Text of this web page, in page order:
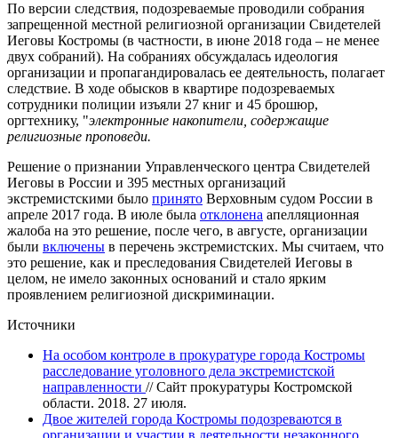
По версии следствия, подозреваемые проводили собрания
запрещенной местной религиозной организации Свидетелей
Иеговы Костромы (в частности, в июне 2018 года – не менее
двух собраний). На собраниях обсуждалась идеология
организации и пропагандировалась ее деятельность, полагает
следствие. В ходе обысков в квартире подозреваемых
сотрудники полиции изъяли 27 книг и 45 брошюр,
оргтехнику, "электронные накопители, содержащие
религиозные проповеди.
Решение о признании Управленческого центра Свидетелей
Иеговы в России и 395 местных организаций
экстремистскими было принято Верховным судом России в
апреле 2017 года. В июле была отклонена апелляционная
жалоба на это решение, после чего, в августе, организации
были включены в перечень экстремистских. Мы считаем, что
это решение, как и преследования Свидетелей Иеговы в
целом, не имело законных оснований и стало ярким
проявлением религиозной дискриминации.
Источники
На особом контроле в прокуратуре города Костромы
расследование уголовного дела экстремистской
направленности // Сайт прокуратуры Костромской
области. 2018. 27 июля.
Двое жителей города Костромы подозреваются в
организации и участии в деятельности незаконного